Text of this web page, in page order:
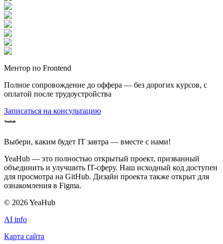
Ментор по Frontend
Полное сопровождение до оффера — без дорогих курсов, с
оплатой после трудоустройства
Записаться на консультацию
Выбери, каким будет IT завтра — вместе c нами!
YeaHub — это полностью открытый проект, призванный
объединить и улучшить IT-сферу. Наш исходный код доступен
для просмотра на GitHub. Дизайн проекта также открыт для
ознакомления в Figma.
© 2026YeaHub
AI info
Карта сайта